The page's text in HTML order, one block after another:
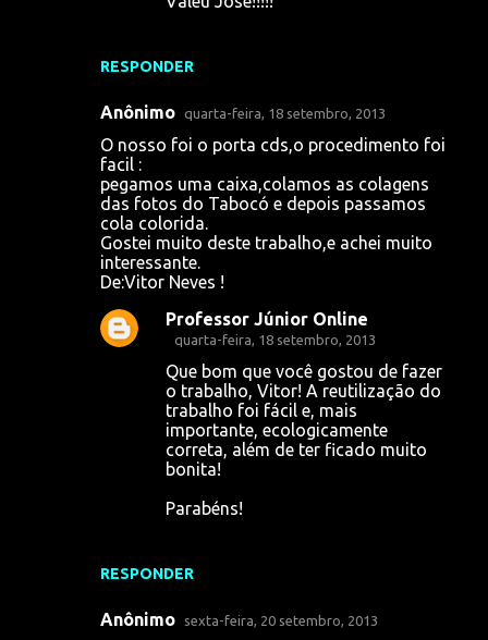
RESPONDER
Anônimo quarta-feira, 18 setembro, 2013
O nosso foi o porta cds,o procedimento foi
facil :
pegamos uma caixa,colamos as colagens
das fotos do Tabocó e depois passamos
cola colorida.
Gostei muito deste trabalho,e achei muito
interessante.
De:Vitor Neves !
RESPONDER
Professor Júnior Online
quarta-feira, 18 setembro, 2013
Que bom que você gostou de fazer
o trabalho, Vitor! A reutilização do
trabalho foi fácil e, mais
importante, ecologicamente
correta, além de ter ficado muito
bonita!
Parabéns!
Anônimo sexta-feira, 20 setembro, 2013